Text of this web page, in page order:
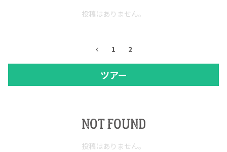
投稿はありません。
1 2
ツアー
NOT FOUND
投稿はありません。